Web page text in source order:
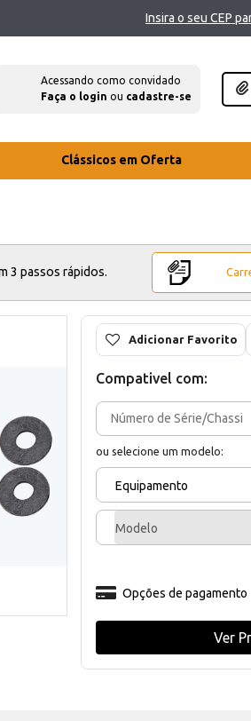
Insira o seu CEP
Acessando como convidado
Faça o login ou cadastre-se
Clássicos em Oferta
3 passos rápidos.
Adicionar Favorito
Compativel com:
ou selecione um modelo:
Equipamento
Modelo
Opções de pagamento
Ver